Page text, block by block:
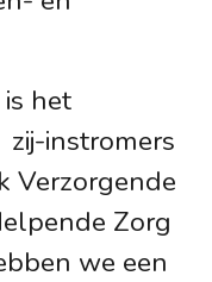
het
instromers
Verzorgende
Zorg
we een